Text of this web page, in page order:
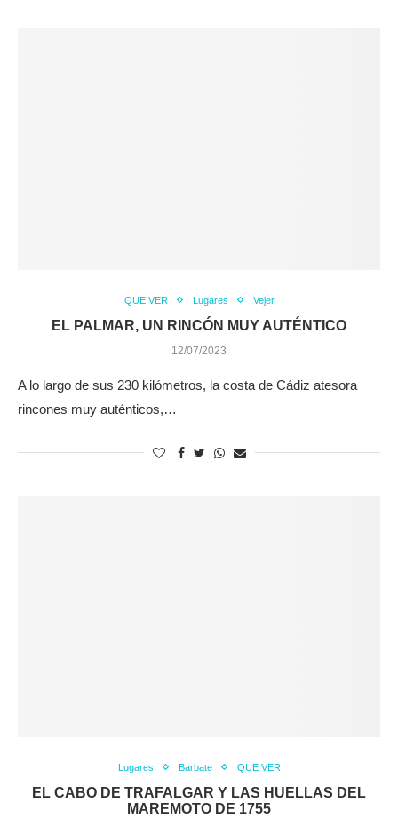
QUE VER Lugares Vejer
EL PALMAR, UN RINCÓN MUY AUTÉNTICO
12/07/2023
A lo largo de sus 230 kilómetros, la costa de Cádiz atesora
rincones muy auténticos,…
Lugares Barbate QUE VER
EL CABO DE TRAFALGAR Y LAS HUELLAS DEL
MAREMOTO DE 1755